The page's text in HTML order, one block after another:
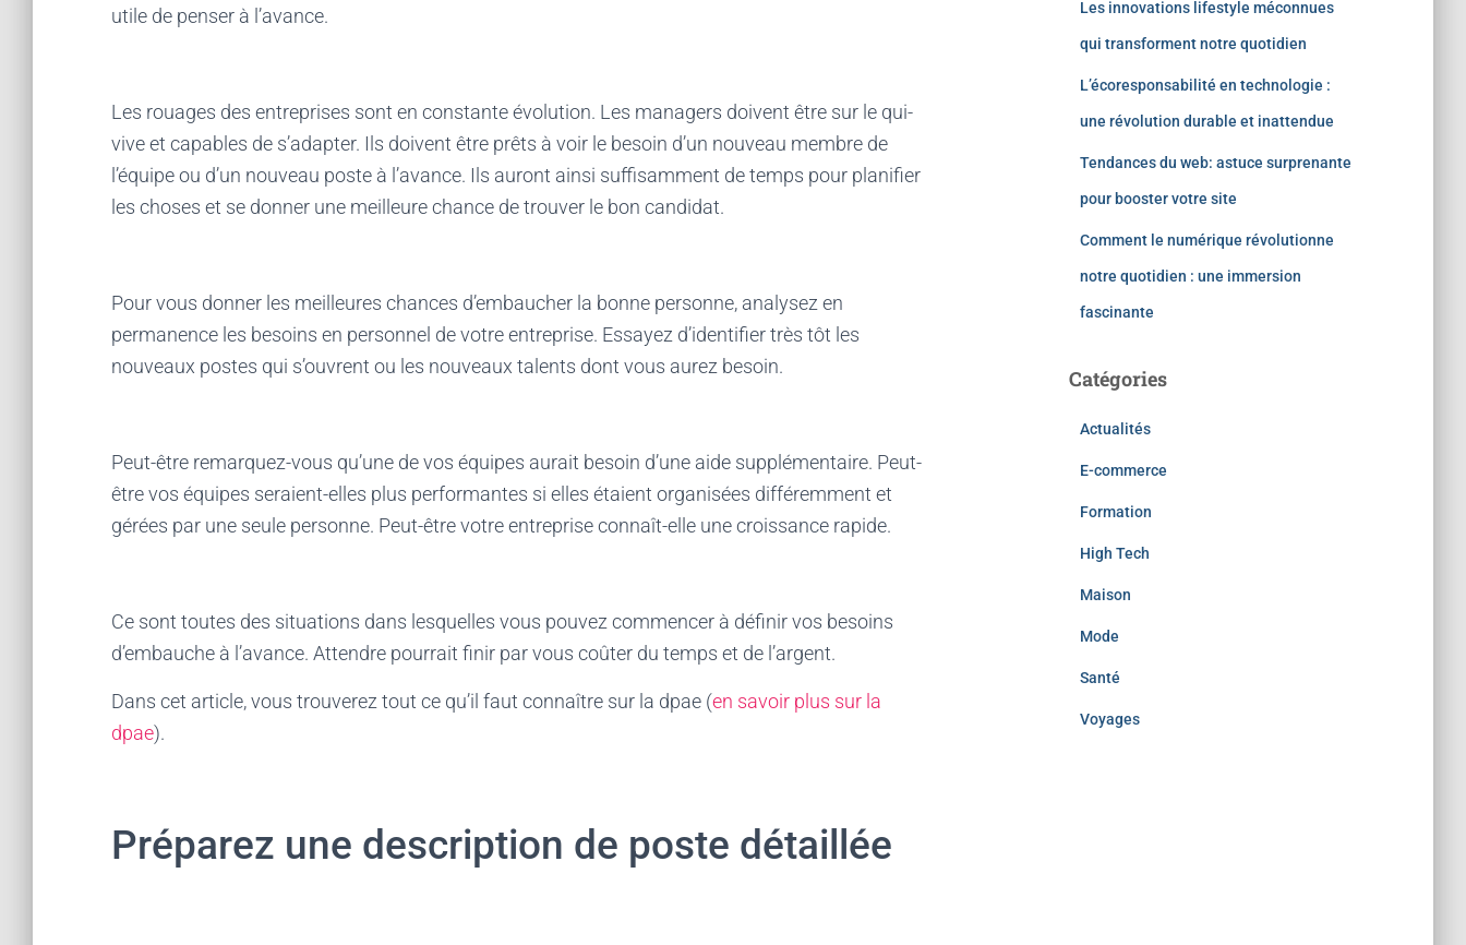
utile de penser à l’avance.
Les rouages des entreprises sont en constante évolution. Les managers doivent être sur le qui-
vive et capables de s’adapter. Ils doivent être prêts à voir le besoin d’un nouveau membre de
l’équipe ou d’un nouveau poste à l’avance. Ils auront ainsi suffisamment de temps pour planifier
les choses et se donner une meilleure chance de trouver le bon candidat.
Pour vous donner les meilleures chances d’embaucher la bonne personne, analysez en
permanence les besoins en personnel de votre entreprise. Essayez d’identifier très tôt les
nouveaux postes qui s’ouvrent ou les nouveaux talents dont vous aurez besoin.
Peut-être remarquez-vous qu’une de vos équipes aurait besoin d’une aide supplémentaire. Peut-
être vos équipes seraient-elles plus performantes si elles étaient organisées différemment et
gérées par une seule personne. Peut-être votre entreprise connaît-elle une croissance rapide.
Ce sont toutes des situations dans lesquelles vous pouvez commencer à définir vos besoins
d’embauche à l’avance. Attendre pourrait finir par vous coûter du temps et de l’argent.
Dans cet article, vous trouverez tout ce qu’il faut connaître sur la dpae (en savoir plus sur la
dpae).
Préparez une description de poste détaillée
Les innovations lifestyle méconnues
qui transforment notre quotidien
L’écoresponsabilité en technologie :
une révolution durable et inattendue
Tendances du web: astuce surprenante
pour booster votre site
Comment le numérique révolutionne
notre quotidien : une immersion
fascinante
Catégories
Actualités
E-commerce
Formation
High Tech
Maison
Mode
Santé
Voyages